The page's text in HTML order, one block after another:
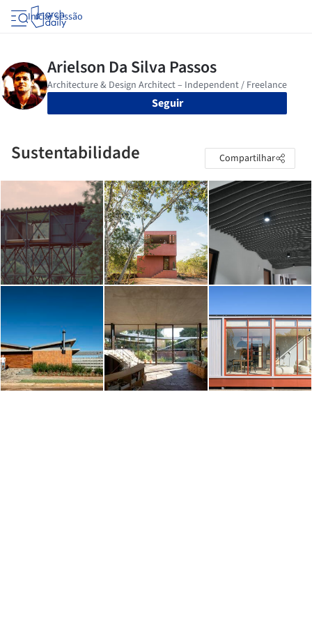
Iniciar sessão
Seguir
Sustentabilidade Compartilhar